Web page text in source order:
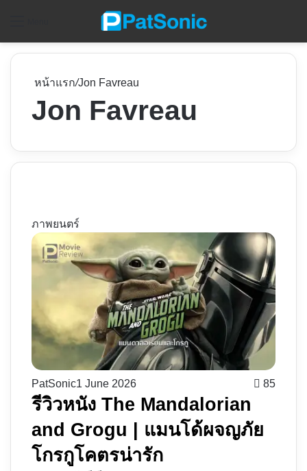
หน้าแรก/Jon Favreau
Jon Favreau
ภาพยนตร์
PatSonic1 June 2026 85
รีวิวหนัง The Mandalorian
and Grogu | แมนโด้ผจญภัย
โกรกูโคตรน่ารัก